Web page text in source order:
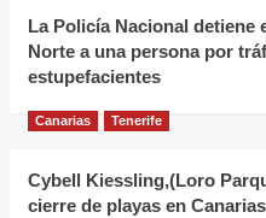
de
la
canaria
Santa
Úrsula
La Policía Nacional detiene
Norte a una persona por
estupefacientes
Canarias Tenerife
Cybell Kiessling,(Loro
cierre de playas en